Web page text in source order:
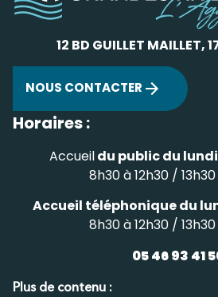
12 BD GUILLET MAILLET,
NOUS CONTACTER
Horaires :
Accueildu public du
8h30 à 12h30 / 13h30
Accueil téléphonique du
8h30 à 12h30 / 13h30
05 46 93 41
Plus de contenu :